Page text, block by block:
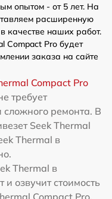
опытом - от 5 лет. На
расширенную
качестве наших работ.
Compact Pro будет
заказа на сайте
Compact Pro
требует
сложного ремонта. В
Seek Thermal
Thermal в
Thermal в
озвучит стоимость
Compact Pro.